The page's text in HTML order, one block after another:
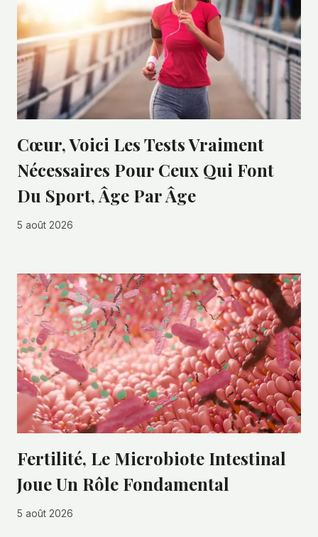
Cœur, Voici Les Tests Vraiment
Nécessaires Pour Ceux Qui Font
Du Sport, Âge Par Âge
5 août 2026
Fertilité, Le Microbiote Intestinal
Joue Un Rôle Fondamental
5 août 2026